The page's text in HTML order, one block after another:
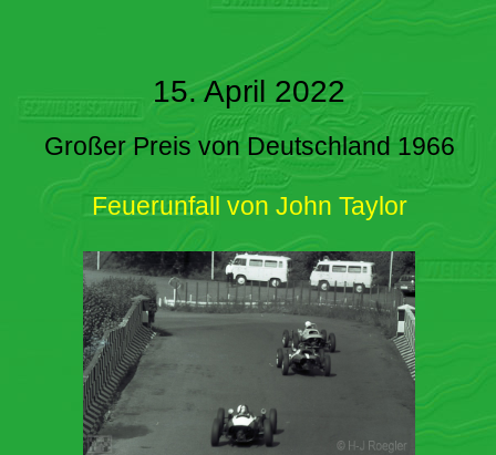
15. April 2022
Großer Preis von Deutschland 1966
Feuerunfall von John Taylor